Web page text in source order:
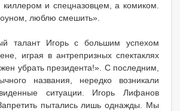
и спецназовцем, а комиком.
люблю смешить».
талант Игорь с большим успехом
играя в антрепризных спектаклях
убрать президента!». С последним,
названия, нередко возникали
ситуации. Игорь Лифанов
пытались лишь однажды. Мы